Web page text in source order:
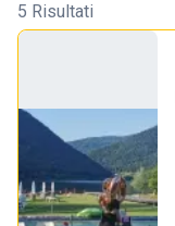
5 Risultati